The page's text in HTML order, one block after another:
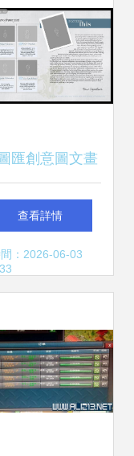
匯創意圖文畫
素材使用技
與設計指南
查看詳情
：2026-06-03